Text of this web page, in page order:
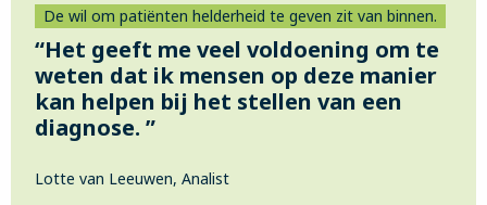
De wil om patiënten helderheid te geven zit van binnen.
“Het geeft me veel voldoening om te
weten dat ik mensen op deze manier
kan helpen bij het stellen van een
diagnose. ”
Lotte van Leeuwen, Analist